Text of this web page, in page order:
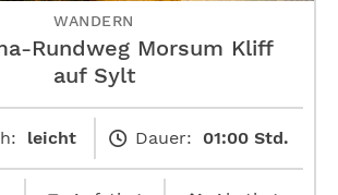
WANDERN
Rundweg Morsum Kliff
auf Sylt
leicht Dauer: 01:00 Std.